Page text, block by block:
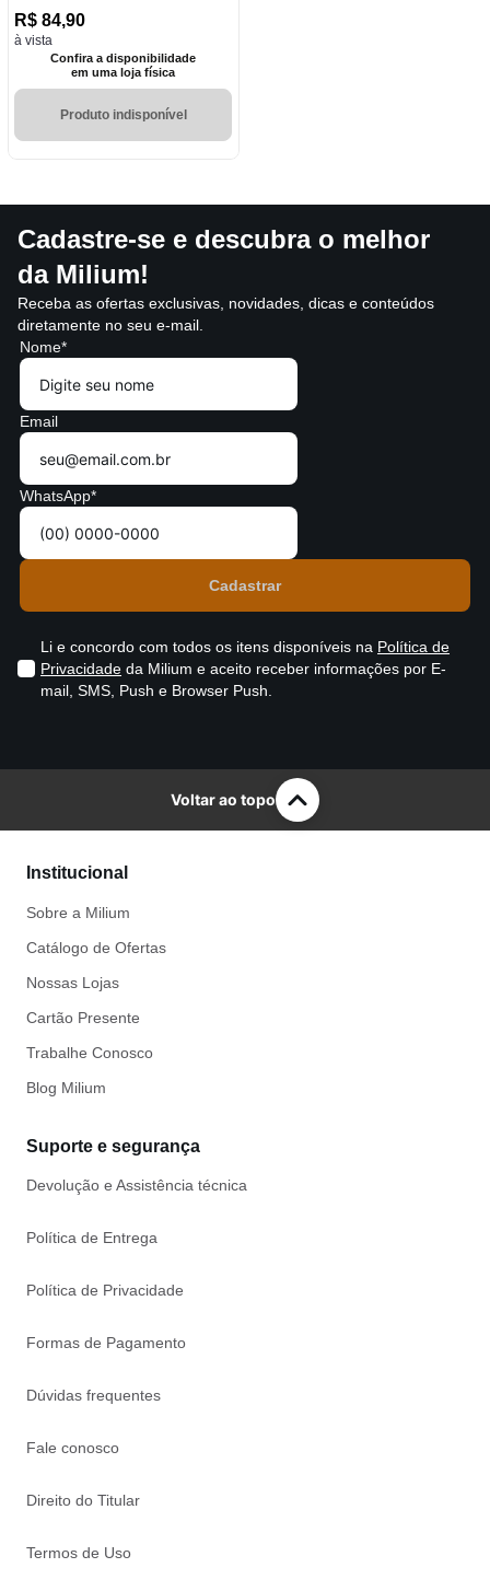
R$ 84,90
à vista
Confira a disponibilidade
em uma loja física
Produto indisponível
Cadastre-se e descubra o melhor
da Milium!
Receba as ofertas exclusivas, novidades, dicas e conteúdos
diretamente no seu e-mail.
Nome*
Email
WhatsApp*
Li e concordo com todos os itens disponíveis na Política de
Privacidade da Milium e aceito receber informações por E-
mail, SMS, Push e Browser Push.
Voltar ao topo
Institucional
Sobre a Milium
Catálogo de Ofertas
Nossas Lojas
Cartão Presente
Trabalhe Conosco
Blog Milium
Suporte e segurança
Devolução e Assistência técnica
Política de Entrega
Política de Privacidade
Formas de Pagamento
Dúvidas frequentes
Fale conosco
Direito do Titular
Termos de Uso